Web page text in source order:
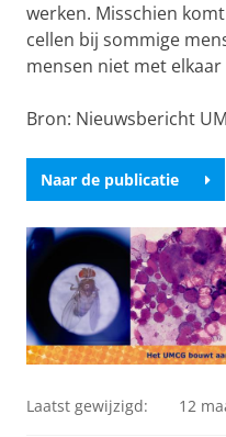
werken. Misschien
cellen bij sommige
mensen niet met elkaar
Bron: Nieuwsbericht
Naar de publicatie
Laatst gewijzigd: 12